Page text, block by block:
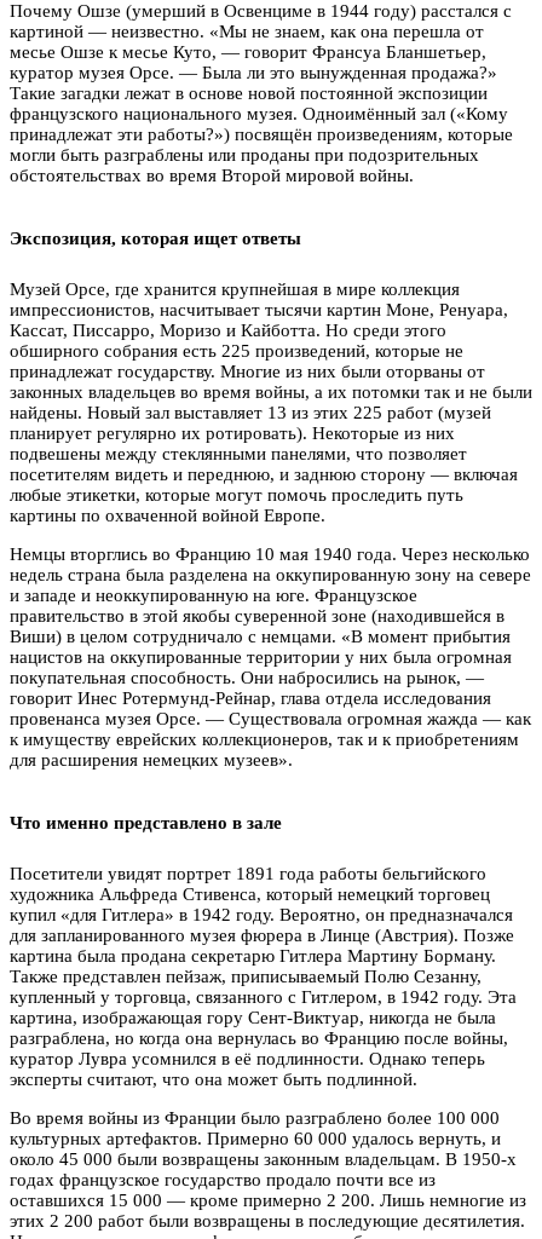
Почему Ошзе (умерший в Освенциме в 1944 году) расстался с
картиной — неизвестно. «Мы не знаем, как она перешла от
месье Ошзе к месье Куто, — говорит Франсуа Бланшетьер,
куратор музея Орсе. — Была ли это вынужденная продажа?»
Такие загадки лежат в основе новой постоянной экспозиции
французского национального музея. Одноимённый зал («Кому
принадлежат эти работы?») посвящён произведениям, которые
могли быть разграблены или проданы при подозрительных
обстоятельствах во время Второй мировой войны.
Экспозиция, которая ищет ответы
Музей Орсе, где хранится крупнейшая в мире коллекция
импрессионистов, насчитывает тысячи картин Моне, Ренуара,
Кассат, Писсарро, Моризо и Кайботта. Но среди этого
обширного собрания есть 225 произведений, которые не
принадлежат государству. Многие из них были оторваны от
законных владельцев во время войны, а их потомки так и не были
найдены. Новый зал выставляет 13 из этих 225 работ (музей
планирует регулярно их ротировать). Некоторые из них
подвешены между стеклянными панелями, что позволяет
посетителям видеть и переднюю, и заднюю сторону — включая
любые этикетки, которые могут помочь проследить путь
картины по охваченной войной Европе.
Немцы вторглись во Францию 10 мая 1940 года. Через несколько
недель страна была разделена на оккупированную зону на севере
и западе и неоккупированную на юге. Французское
правительство в этой якобы суверенной зоне (находившейся в
Виши) в целом сотрудничало с немцами. «В момент прибытия
нацистов на оккупированные территории у них была огромная
покупательная способность. Они набросились на рынок, —
говорит Инес Ротермунд-Рейнар, глава отдела исследования
провенанса музея Орсе. — Существовала огромная жажда — как
к имуществу еврейских коллекционеров, так и к приобретениям
для расширения немецких музеев».
Что именно представлено в зале
Посетители увидят портрет 1891 года работы бельгийского
художника Альфреда Стивенса, который немецкий торговец
купил «для Гитлера» в 1942 году. Вероятно, он предназначался
для запланированного музея фюрера в Линце (Австрия). Позже
картина была продана секретарю Гитлера Мартину Борману.
Также представлен пейзаж, приписываемый Полю Сезанну,
купленный у торговца, связанного с Гитлером, в 1942 году. Эта
картина, изображающая гору Сент-Виктуар, никогда не была
разграблена, но когда она вернулась во Францию после войны,
куратор Лувра усомнился в её подлинности. Однако теперь
эксперты считают, что она может быть подлинной.
Во время войны из Франции было разграблено более 100 000
культурных артефактов. Примерно 60 000 удалось вернуть, и
около 45 000 были возвращены законным владельцам. В 1950-х
годах французское государство продало почти все из
оставшихся 15 000 — кроме примерно 2 200. Лишь немногие из
этих 2 200 работ были возвращены в последующие десятилетия.